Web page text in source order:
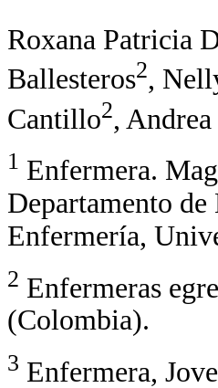
Roxana Patricia
Ballesteros2,
Cantillo2,
1 Enfermera.
Departamento
Enfermería,
2 Enfermeras
(Colombia).
3 Enfermera,